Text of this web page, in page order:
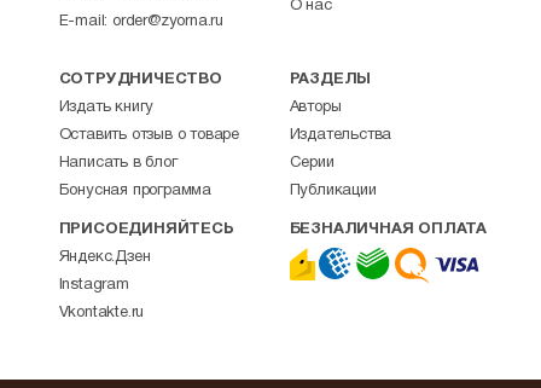
E-mail: order@zyorna.ru
О нас
СОТРУДНИЧЕСТВО
Издать книгу
Оставить отзыв о товаре
Написать в блог
Бонусная программа
РАЗДЕЛЫ
Авторы
Издательства
Серии
Публикации
ПРИСОЕДИНЯЙТЕСЬ
Яндекс.Дзен
Instagram
Vkontakte.ru
БЕЗНАЛИЧНАЯ ОПЛАТА